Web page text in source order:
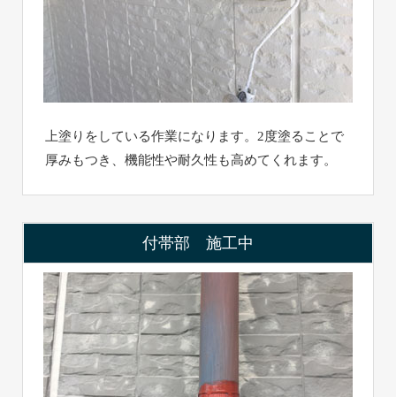
上塗りをしている作業になります。2度塗ることで
厚みもつき、機能性や耐久性も高めてくれます。
付帯部 施工中